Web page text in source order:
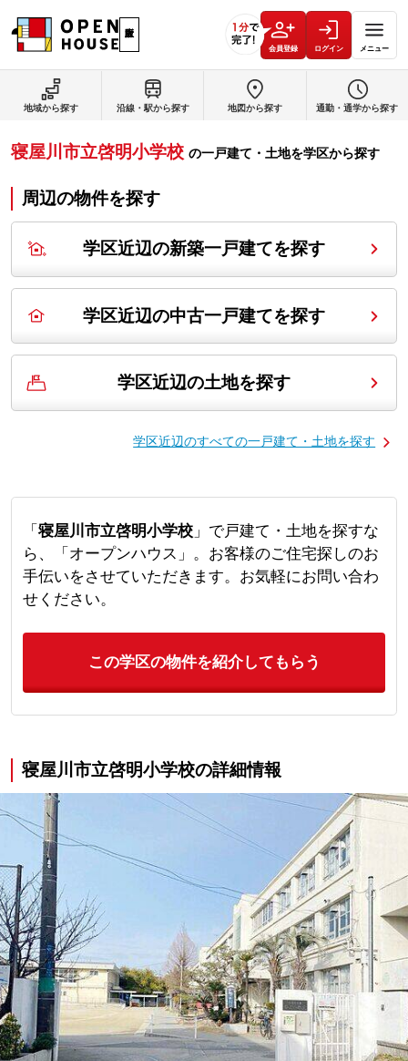
会員登録 ログイン メニュー
地域から探す 沿線・駅から探す 地図から探す 通勤・通学から探す
寝屋川市立啓明小学校 の一戸建て・土地を学区から探す
周辺の物件を探す
学区近辺の新築一戸建てを探す
学区近辺の中古一戸建てを探す
学区近辺の土地を探す
学区近辺のすべての一戸建て・土地を探す
「寝屋川市立啓明小学校」で戸建て・土地を探すな
ら、「オープンハウス」。お客様のご住宅探しのお
手伝いをさせていただきます。お気軽にお問い合わ
せください。
この学区の物件を紹介してもらう
寝屋川市立啓明小学校の詳細情報